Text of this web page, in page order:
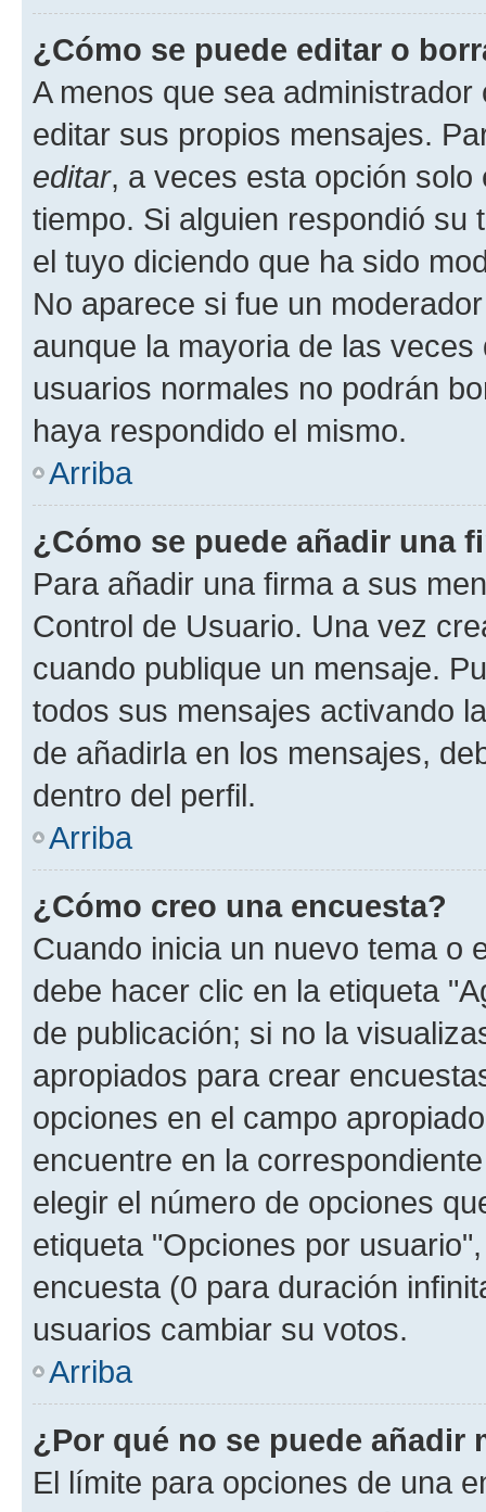
¿Cómo se puede editar o
A menos que sea
editar sus propios mensajes.
editar, a veces esta opción
tiempo. Si alguien respondió
el tuyo diciendo que ha sido
No aparece si fue un
aunque la mayoria de las
usuarios normales no podrán
haya respondido el mismo.
Arriba
¿Cómo se puede añadir una
Para añadir una firma a sus
Control de Usuario. Una vez
cuando publique un mensaje.
todos sus mensajes activando
de añadirla en los mensajes,
dentro del perfil.
Arriba
¿Cómo creo una encuesta?
Cuando inicia un nuevo tema o
debe hacer clic en la etiqueta
de publicación; si no la
apropiados para crear
opciones en el campo
encuentre en la
elegir el número de opciones
etiqueta "Opciones por
encuesta (0 para duración
usuarios cambiar su votos.
Arriba
¿Por qué no se puede añadir
El límite para opciones de una